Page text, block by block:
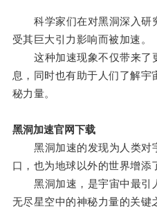
科学家们在对黑洞深入研
受其巨大引力影响而被加速。
这种加速现象不仅带来了
息，同时也有助于人们了解宇
秘力量。
黑洞加速官网下载
黑洞加速的发现为人类对
口，也为地球以外的世界增添
黑洞加速，是宇宙中最引
无尽星空中的神秘力量的关键